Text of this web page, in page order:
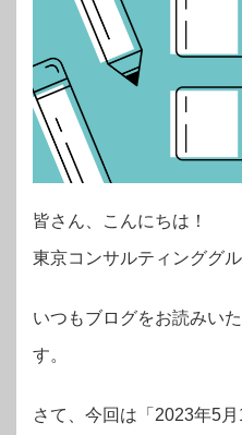
皆さん、こんにちは！
東京コンサルティンググ
いつもブログをお読みい
す。
さて、今回は「2023年5